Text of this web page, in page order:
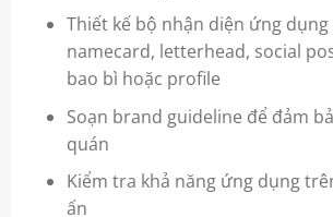
Thiết kế bộ nhận diện ứng dụng
namecard, letterhead, social
bao bì hoặc profile
Soạn brand guideline để đảm
quán
Kiểm tra khả năng ứng dụng
ấn